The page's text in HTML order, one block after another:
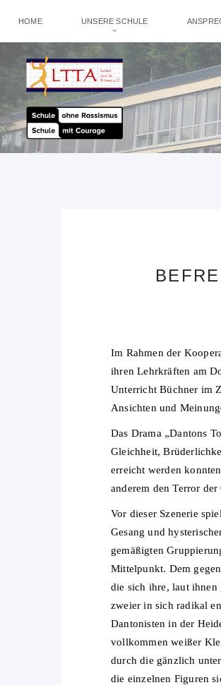
HOME UNSERE SCHULE
Im Rahmen der
ihren Lehrkräften am
Unterricht Büchner im
Ansichten und
Das Drama „Dantons
Gleichheit,
erreicht werden
anderem den Terror
Vor dieser Szenerie
Gesang und
gemäßigten
Mittelpunkt. Dem
die sich ihre, laut ihnen
zweier in sich radikal
Dantonisten in der
vollkommen weißer
durch die gänzlich
die einzelnen Figuren